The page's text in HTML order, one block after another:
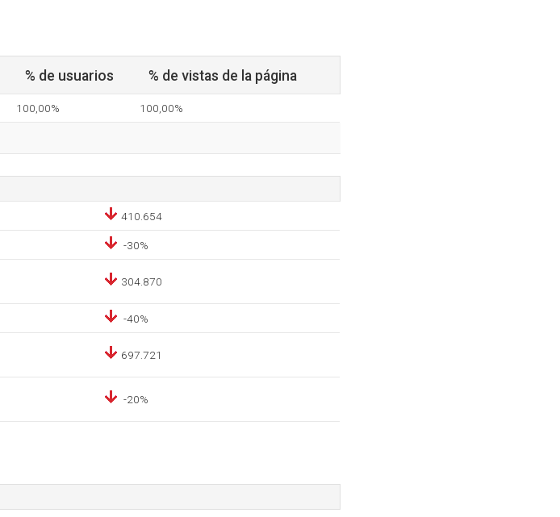
% de usuarios % de vistas de la página
100,00% 100,00%
410.654
-30%
304.870
-40%
697.721
-20%